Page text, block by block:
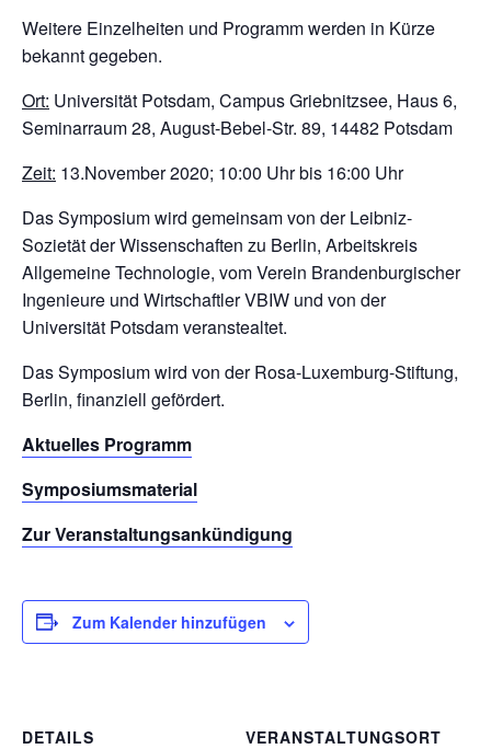
Weitere Einzelheiten und Programm werden in Kürze
bekannt gegeben.
Ort: Universität Potsdam, Campus Griebnitzsee, Haus 6,
Seminarraum 28, August-Bebel-Str. 89, 14482 Potsdam
Zeit: 13.November 2020; 10:00 Uhr bis 16:00 Uhr
Das Symposium wird gemeinsam von der Leibniz-
Sozietät der Wissenschaften zu Berlin, Arbeitskreis
Allgemeine Technologie, vom Verein Brandenburgischer
Ingenieure und Wirtschaftler VBIW und von der
Universität Potsdam veranstealtet.
Das Symposium wird von der Rosa-Luxemburg-Stiftung,
Berlin, finanziell gefördert.
Aktuelles Programm
Symposiumsmaterial
Zur Veranstaltungsankündigung
Zum Kalender hinzufügen
DETAILS
VERANSTALTUNGSORT